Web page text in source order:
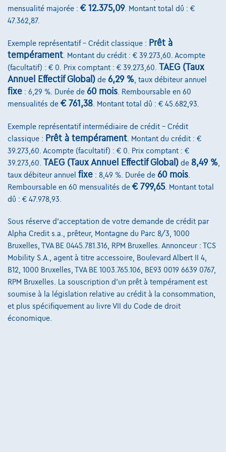
mensualité majorée : € 12.375,09. Montant total dû : €
47.362,87.
Exemple représentatif – Crédit classique : Prêt à
tempérament . Montant du crédit : € 39.273,60. Acompte
(facultatif) : € 0. Prix comptant : € 39.273,60. TAEG (Taux
Annuel Effectif Global) de 6,29 % , taux débiteur annuel
fixe : 6,29 %. Durée de 60 mois . Remboursable en 60
mensualités de € 761,38 . Montant total dû : € 45.682,93.
Exemple représentatif intermédiaire de crédit – Crédit
classique : Prêt à tempérament . Montant du crédit : €
39.273,60. Acompte (facultatif) : € 0. Prix comptant : €
39.273,60. TAEG (Taux Annuel Effectif Global) de 8,49 %
taux débiteur annuel fixe : 8,49 %. Durée de 60 mois
Remboursable en 60 mensualités de € 799,65. Montant total
dû : € 47.978,93.
Sous réserve d'acceptation de votre demande de crédit par
Alpha Credit s.a., prêteur, Montagne du Parc 8/3, 1000
Bruxelles, TVA BE 0445.781.316, RPM Bruxelles. Annonceur : TCS
Mobility S.A., agent à titre accessoire, Boulevard Albert II 4,
B12, 1000 Bruxelles, TVA BE 1003.765.106, BE93 0019 6639 0767,
RPM Bruxelles. La souscription d'un prêt à tempérament est
soumise à la législation relative au crédit à la consommation,
et plus spécifiquement au livre VII du Code de droit
économique.
Services & Solutions
Assistance dépannage
Financement
Leasing
Sur Nous
Devenez client
Qui nous sommes
Charte de qualité
Nos dealers
Nos partenaires
Notre équipe
Contact